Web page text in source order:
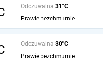
Odczuwalna 31°C
Prawie bezchmurnie
Odczuwalna 30°C
Prawie bezchmurnie